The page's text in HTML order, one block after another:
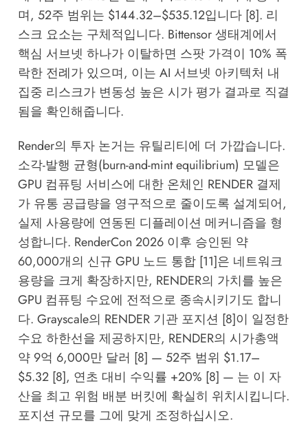
며, 52주 범위는 $144.32–$535.12입니다 [8]. 리
스크 요소는 구체적입니다. Bittensor 생태계에서
핵심 서브넷 하나가 이탈하면 스팟 가격이 10% 폭
락한 전례가 있으며, 이는 AI 서브넷 아키텍처 내
집중 리스크가 변동성 높은 시가 평가 결과로 직결
됨을 확인해줍니다.
Render의 투자 논거는 유틸리티에 더 가깝습니다.
소각-발행 균형(burn-and-mint equilibrium) 모델은
GPU 컴퓨팅 서비스에 대한 온체인 RENDER 결제
가 유통 공급량을 영구적으로 줄이도록 설계되어,
실제 사용량에 연동된 디플레이션 메커니즘을 형
성합니다. RenderCon 2026 이후 승인된 약
60,000개의 신규 GPU 노드 통합 [11]은 네트워크
용량을 크게 확장하지만, RENDER의 가치를 높은
GPU 컴퓨팅 수요에 전적으로 종속시키기도 합니
다. Grayscale의 RENDER 기관 포지션 [8]이 일정한
수요 하한선을 제공하지만, RENDER의 시가총액
약 9억 6,000만 달러 [8] — 52주 범위 $1.17–
$5.32 [8], 연초 대비 수익률 +20% [8] — 는 이 자
산을 최고 위험 배분 버킷에 확실히 위치시킵니다.
포지션 규모를 그에 맞게 조정하십시오.